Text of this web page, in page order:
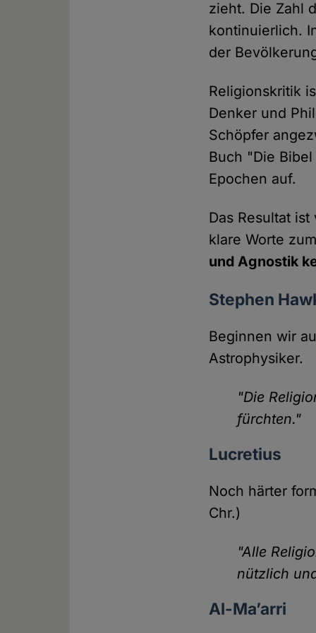
zieht. Die Zahl
kontinuierlich.
der
Religionskritik
Denker und
Schöpfer
Buch "Die
Epochen auf.
Das Resultat
klare Worte
und Agnostik
Stephen
Beginnen wir
Astrophysiker.
"Die
fürchten."
Lucretius
Noch härter
Chr.)
"Alle
nützlich
Al-Ma’arri